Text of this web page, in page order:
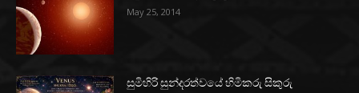
May 25, 2014
සුමිහිරි සුන්දරත්වයේ හිමිකරු සිකුරු